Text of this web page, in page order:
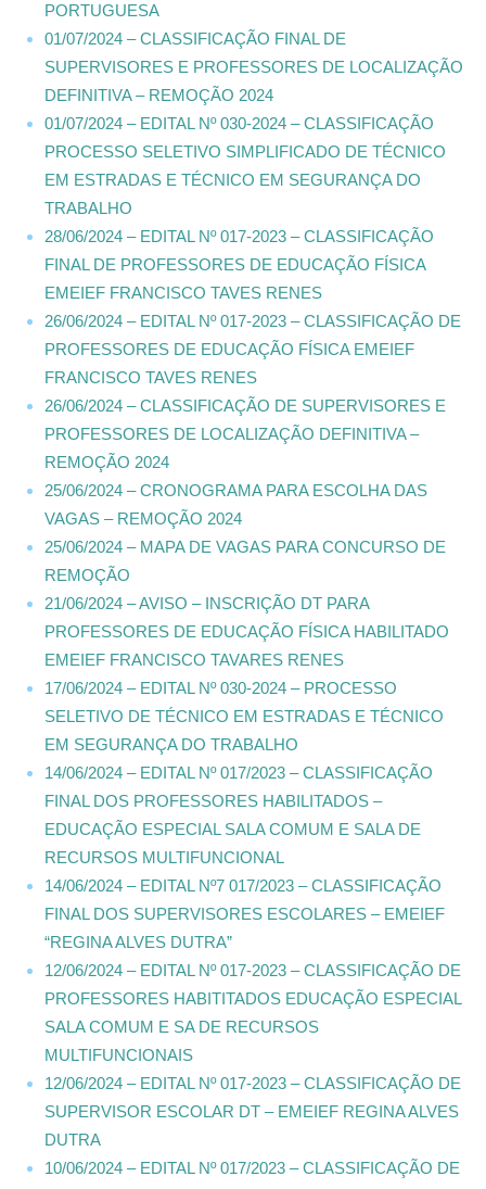
PORTUGUESA
01/07/2024 – CLASSIFICAÇÃO FINAL DE
SUPERVISORES E PROFESSORES DE LOCALIZAÇÃO
DEFINITIVA – REMOÇÃO 2024
01/07/2024 – EDITAL Nº 030-2024 – CLASSIFICAÇÃO
PROCESSO SELETIVO SIMPLIFICADO DE TÉCNICO
EM ESTRADAS E TÉCNICO EM SEGURANÇA DO
TRABALHO
28/06/2024 – EDITAL Nº 017-2023 – CLASSIFICAÇÃO
FINAL DE PROFESSORES DE EDUCAÇÃO FÍSICA
EMEIEF FRANCISCO TAVES RENES
26/06/2024 – EDITAL Nº 017-2023 – CLASSIFICAÇÃO DE
PROFESSORES DE EDUCAÇÃO FÍSICA EMEIEF
FRANCISCO TAVES RENES
26/06/2024 – CLASSIFICAÇÃO DE SUPERVISORES E
PROFESSORES DE LOCALIZAÇÃO DEFINITIVA –
REMOÇÃO 2024
25/06/2024 – CRONOGRAMA PARA ESCOLHA DAS
VAGAS – REMOÇÃO 2024
25/06/2024 – MAPA DE VAGAS PARA CONCURSO DE
REMOÇÃO
21/06/2024 – AVISO – INSCRIÇÃO DT PARA
PROFESSORES DE EDUCAÇÃO FÍSICA HABILITADO
EMEIEF FRANCISCO TAVARES RENES
17/06/2024 – EDITAL Nº 030-2024 – PROCESSO
SELETIVO DE TÉCNICO EM ESTRADAS E TÉCNICO
EM SEGURANÇA DO TRABALHO
14/06/2024 – EDITAL Nº 017/2023 – CLASSIFICAÇÃO
FINAL DOS PROFESSORES HABILITADOS –
EDUCAÇÃO ESPECIAL SALA COMUM E SALA DE
RECURSOS MULTIFUNCIONAL
14/06/2024 – EDITAL Nº7 017/2023 – CLASSIFICAÇÃO
FINAL DOS SUPERVISORES ESCOLARES – EMEIEF
“REGINA ALVES DUTRA”
12/06/2024 – EDITAL Nº 017-2023 – CLASSIFICAÇÃO DE
PROFESSORES HABITITADOS EDUCAÇÃO ESPECIAL
SALA COMUM E SA DE RECURSOS
MULTIFUNCIONAIS
12/06/2024 – EDITAL Nº 017-2023 – CLASSIFICAÇÃO DE
SUPERVISOR ESCOLAR DT – EMEIEF REGINA ALVES
DUTRA
10/06/2024 – EDITAL Nº 017/2023 – CLASSIFICAÇÃO DE